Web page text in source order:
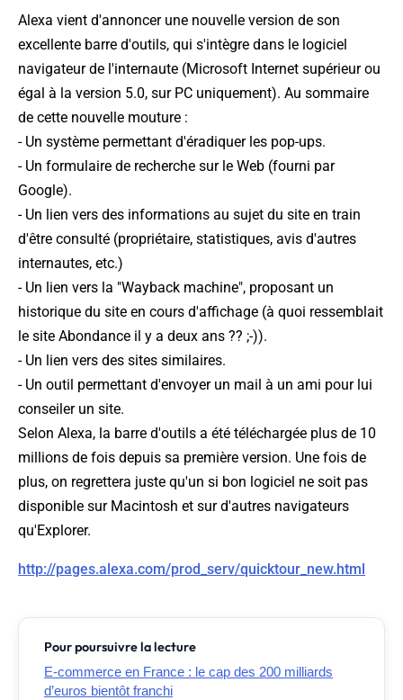
Alexa vient d'annoncer une nouvelle version de son
excellente barre d'outils, qui s'intègre dans le logiciel
navigateur de l'internaute (Microsoft Internet supérieur ou
égal à la version 5.0, sur PC uniquement). Au sommaire
de cette nouvelle mouture :
- Un système permettant d'éradiquer les pop-ups.
- Un formulaire de recherche sur le Web (fourni par
Google).
- Un lien vers des informations au sujet du site en train
d'être consulté (propriétaire, statistiques, avis d'autres
internautes, etc.)
- Un lien vers la "Wayback machine", proposant un
historique du site en cours d'affichage (à quoi ressemblait
le site Abondance il y a deux ans ?? ;-)).
- Un lien vers des sites similaires.
- Un outil permettant d'envoyer un mail à un ami pour lui
conseiler un site.
Selon Alexa, la barre d'outils a été téléchargée plus de 10
millions de fois depuis sa première version. Une fois de
plus, on regrettera juste qu'un si bon logiciel ne soit pas
disponible sur Macintosh et sur d'autres navigateurs
qu'Explorer.
http://pages.alexa.com/prod_serv/quicktour_new.html
Pour poursuivre la lecture
E-commerce en France : le cap des 200 milliards
d’euros bientôt franchi